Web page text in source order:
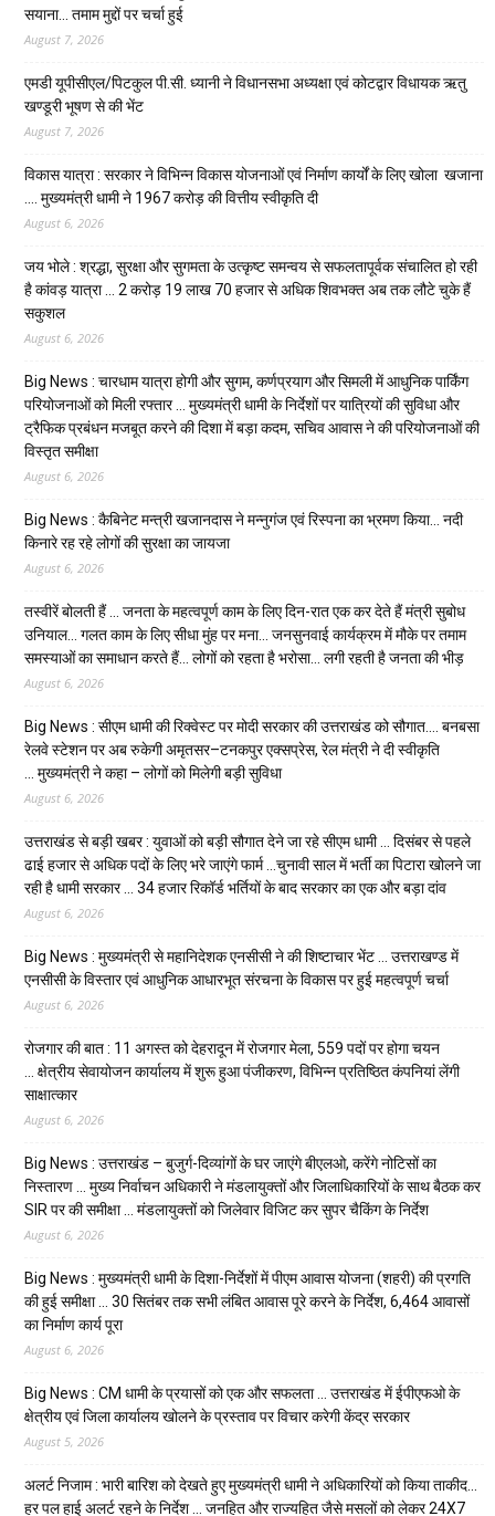
सयाना… तमाम मुद्दों पर चर्चा हुई
August 7, 2026
एमडी यूपीसीएल/पिटकुल पी.सी. ध्यानी ने विधानसभा अध्यक्षा एवं कोटद्वार विधायक ऋतु
खण्डूरी भूषण से की भेंट
August 7, 2026
विकास यात्रा : सरकार ने विभिन्न विकास योजनाओं एवं निर्माण कार्यों के लिए खोला खजाना
…. मुख्यमंत्री धामी ने ₹1967 करोड़ की वित्तीय स्वीकृति दी
August 6, 2026
जय भोले : श्रद्धा, सुरक्षा और सुगमता के उत्कृष्ट समन्वय से सफलतापूर्वक संचालित हो रही
है कांवड़ यात्रा … 2 करोड़ 19 लाख 70 हजार से अधिक शिवभक्त अब तक लौटे चुके हैं
सकुशल
August 6, 2026
Big News : चारधाम यात्रा होगी और सुगम, कर्णप्रयाग और सिमली में आधुनिक पार्किंग
परियोजनाओं को मिली रफ्तार … मुख्यमंत्री धामी के निर्देशों पर यात्रियों की सुविधा और
ट्रैफिक प्रबंधन मजबूत करने की दिशा में बड़ा कदम, सचिव आवास ने की परियोजनाओं की
विस्तृत समीक्षा
August 6, 2026
Big News : कैबिनेट मन्त्री खजानदास ने मन्नुगंज एवं रिस्पना का भ्रमण किया… नदी
किनारे रह रहे लोगों की सुरक्षा का जायजा
August 6, 2026
तस्वीरें बोलती हैं … जनता के महत्वपूर्ण काम के लिए दिन-रात एक कर देते हैं मंत्री सुबोध
उनियाल… गलत काम के लिए सीधा मुंह पर मना… जनसुनवाई कार्यक्रम में मौके पर तमाम
समस्याओं का समाधान करते हैं… लोगों को रहता है भरोसा… लगी रहती है जनता की भीड़
August 6, 2026
Big News : सीएम धामी की रिक्वेस्ट पर मोदी सरकार की उत्तराखंड को सौगात…. बनबसा
रेलवे स्टेशन पर अब रुकेगी अमृतसर–टनकपुर एक्सप्रेस, रेल मंत्री ने दी स्वीकृति
… मुख्यमंत्री ने कहा – लोगों को मिलेगी बड़ी सुविधा
August 6, 2026
उत्तराखंड से बड़ी खबर : युवाओं को बड़ी सौगात देने जा रहे सीएम धामी … दिसंबर से पहले
ढाई हजार से अधिक पदों के लिए भरे जाएंगे फार्म …चुनावी साल में भर्ती का पिटारा खोलने जा
रही है धामी सरकार … 34 हजार रिकॉर्ड भर्तियों के बाद सरकार का एक और बड़ा दांव
August 6, 2026
Big News : मुख्यमंत्री से महानिदेशक एनसीसी ने की शिष्टाचार भेंट … उत्तराखण्ड में
एनसीसी के विस्तार एवं आधुनिक आधारभूत संरचना के विकास पर हुई महत्वपूर्ण चर्चा
August 6, 2026
रोजगार की बात : 11 अगस्त को देहरादून में रोजगार मेला, 559 पदों पर होगा चयन
… क्षेत्रीय सेवायोजन कार्यालय में शुरू हुआ पंजीकरण, विभिन्न प्रतिष्ठित कंपनियां लेंगी
साक्षात्कार
August 6, 2026
Big News : उत्तराखंड – बुजुर्ग-दिव्यांगों के घर जाएंगे बीएलओ, करेंगे नोटिसों का
निस्तारण … मुख्य निर्वाचन अधिकारी ने मंडलायुक्तों और जिलाधिकारियों के साथ बैठक कर
SIR पर की समीक्षा … मंडलायुक्तों को जिलेवार विजिट कर सुपर चैकिंग के निर्देश
August 6, 2026
Big News : मुख्यमंत्री धामी के दिशा-निर्देशों में पीएम आवास योजना (शहरी) की प्रगति
की हुई समीक्षा … 30 सितंबर तक सभी लंबित आवास पूरे करने के निर्देश, 6,464 आवासों
का निर्माण कार्य पूरा
August 6, 2026
Big News : CM धामी के प्रयासों को एक और सफलता … उत्तराखंड में ईपीएफओ के
क्षेत्रीय एवं जिला कार्यालय खोलने के प्रस्ताव पर विचार करेगी केंद्र सरकार
August 5, 2026
अलर्ट निजाम : भारी बारिश को देखते हुए मुख्यमंत्री धामी ने अधिकारियों को किया ताकीद…
हर पल हाई अलर्ट रहने के निर्देश … जनहित और राज्यहित जैसे मसलों को लेकर 24X7